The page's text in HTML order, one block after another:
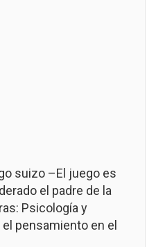
suizo –El juego es
el padre de la
Psicología y
pensamiento en el